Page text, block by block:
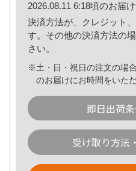
2026.08.11 6:18頃のお届け
決済方法が、クレジット
す。その他の決済方法の
さい。
※土・日・祝日の注文の場
のお届けにお時間をいた
即日出荷
受け取り方法